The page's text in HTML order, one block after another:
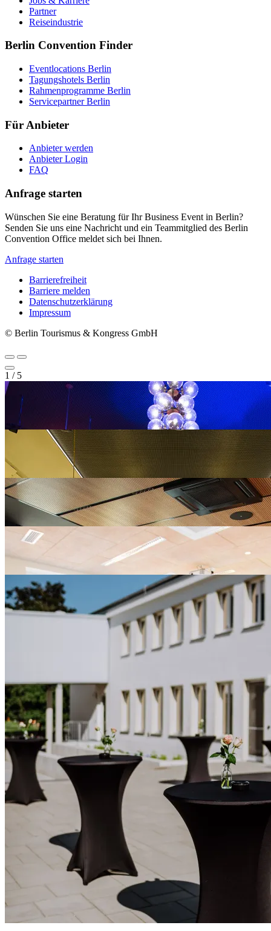
Partner
Reiseindustrie
Berlin Convention Finder
Eventlocations Berlin
Tagungshotels Berlin
Rahmenprogramme Berlin
Servicepartner Berlin
Für Anbieter
Anbieter werden
Anbieter Login
FAQ
Anfrage starten
Wünschen Sie eine Beratung für Ihr Business Event in Berlin?
Senden Sie uns eine Nachricht und ein Teammitglied des Berlin
Convention Office meldet sich bei Ihnen.
Anfrage starten
Metanavigation
Barrierefreiheit
Barriere melden
Datenschutzerklärung
Impressum
© Berlin Tourismus & Kongress GmbH
1 / 5